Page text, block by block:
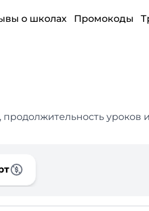
о школах Промокоды
уроков